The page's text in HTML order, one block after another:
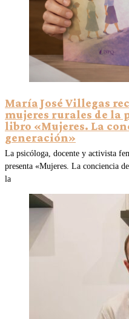
María José Villegas
mujeres rurales de la
libro «Mujeres. La
generación»
La psicóloga, docente y activista
presenta «Mujeres. La conciencia
la